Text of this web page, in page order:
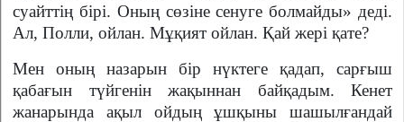
суайттің бірі. Оның сөзіне сенуге болмайды» деді.
Ал, Полли, ойлан. Мұқият ойлан. Қай жері қате?
Мен оның назарын бір нүктеге қадап, сарғыш
қабағын түйгенін жақыннан байқадым. Кенет
жанарында ақыл ойдың ұшқыны шашылғандай